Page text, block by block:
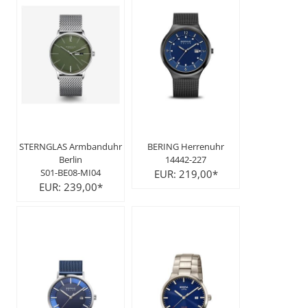
STERNGLAS Armbanduhr
Berlin
S01-BE08-MI04
EUR: 239,00*
BERING Herrenuhr
14442-227
EUR: 219,00*